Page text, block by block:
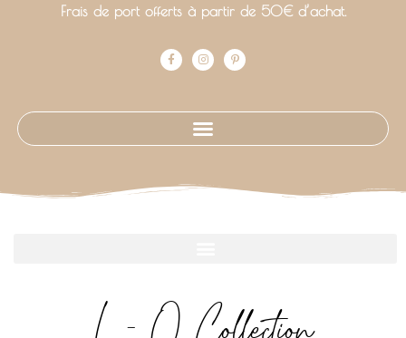
Frais de port offerts à partir de 50€ d’achat.